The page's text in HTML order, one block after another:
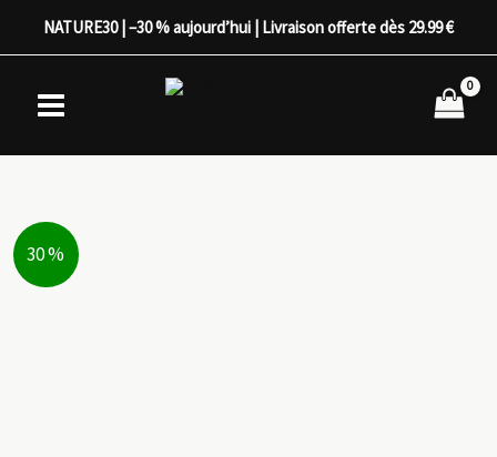
NATURE30 | –30 % aujourd’hui | Livraison offerte dès 29.99 €
30 %